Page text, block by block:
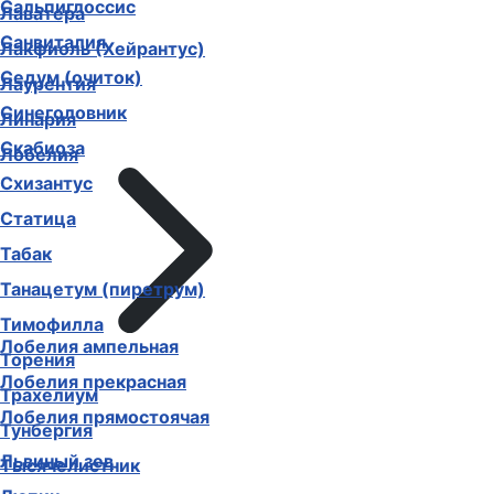
Лаватера
Лакфиоль (Хейрантус)
Лаурентия
Линария
Лобелия
Лобелия ампельная
Лобелия прекрасная
Лобелия прямостоячая
Львиный зев
Сальпиглоссис
Санвиталия
Седум (очиток)
Синеголовник
Скабиоза
Схизантус
Статица
Табак
Танацетум (пиретрум)
Тимофилла
Торения
Трахелиум
Тунбергия
Тысячелистник